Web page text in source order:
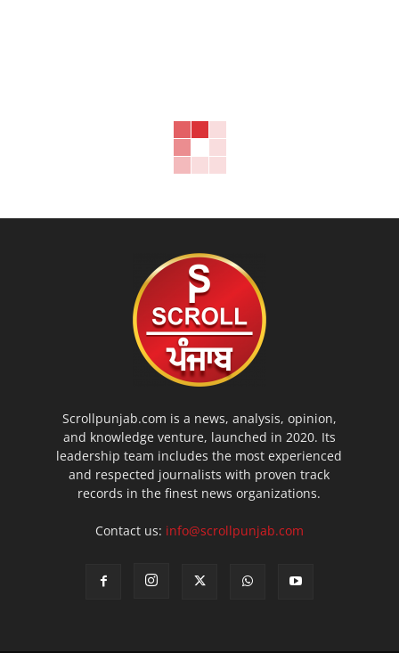
Scrollpunjab.com is a news, analysis, opinion,
and knowledge venture, launched in 2020. Its
leadership team includes the most experienced
and respected journalists with proven track
records in the finest news organizations.
Contact us: info@scrollpunjab.com